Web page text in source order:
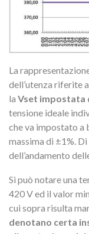
La
dell’utenza riferite
la Vset impostata
tensione ideale
che va impostato a
massima di ±1%.
dell’andamento
Si può notare una
420 V ed il valor
cui sopra risulta
denotano certa